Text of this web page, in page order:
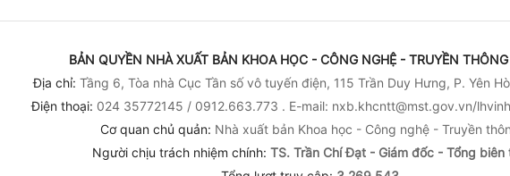
BẢN QUYỀN NHÀ XUẤT BẢN KHOA HỌC - CÔNG NGHỆ - TRUYỀN
Địa chỉ: Tầng 6, Tòa nhà Cục Tần số vô tuyến điện, 115 Trần Duy Hưng, P. Yên
Điện thoại: 024 35772145 / 0912.663.773 . E-mail: nxb.khcntt@mst.gov.vn/
Cơ quan chủ quản: Nhà xuất bản Khoa học - Công nghệ - Truyền
Người chịu trách nhiệm chính: TS. Trần Chí Đạt - Giám đốc - Tổng biên